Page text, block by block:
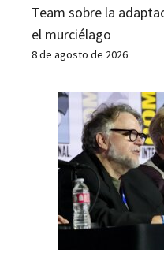
Team sobre la
el murciélago
8 de agosto de 2026